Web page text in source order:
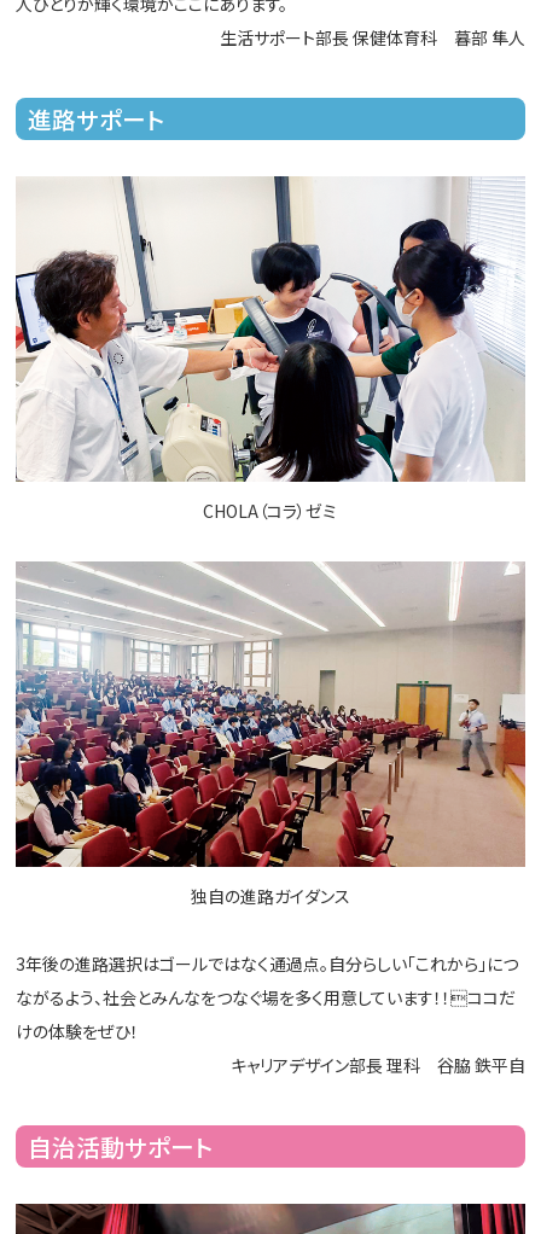
生活サポート部長 保健体育科 暮部 隼人
進路サポート
CHOLA（コラ）ゼミ
独自の進路ガイダンス
3年後の進路選択はゴールではなく通過点。自分らしい「これから」につ
ながるよう、社会とみんなをつなぐ場を多く用意しています！！ココだ
けの体験をぜひ！
キャリアデザイン部長 理科 谷脇 鉄平自
自治活動サポート